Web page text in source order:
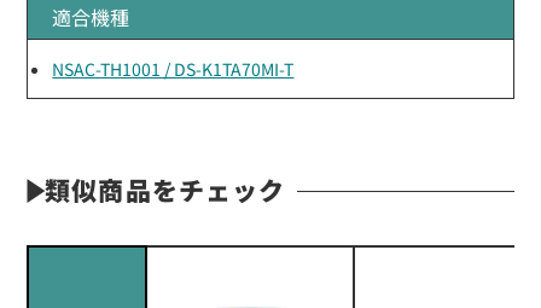
適合機種
NSAC-TH1001 / DS-K1TA70MI-T
類似商品をチェック